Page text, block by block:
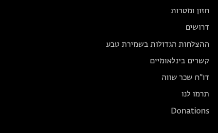
חזון ומטרות
דרושים
ההצלחות הגדולות בשמירת טבע
קשרים בינלאומיים
דו״ח שכר שווה
תרמו לנו
Donations